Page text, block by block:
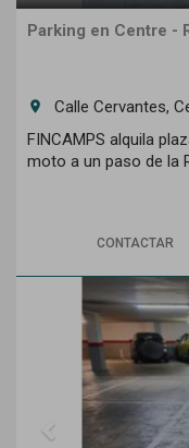
Parking en Centre -
room
Calle Cervantes,
FINCAMPS alquila
moto a un paso de la
CONTACTAR
Previous